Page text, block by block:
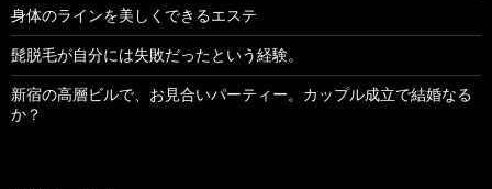
身体のラインを美しくできるエステ
髭脱毛が自分には失敗だったという経験。
新宿の高層ビルで、お見合いパーティー。カップル成立で結婚なる
か？